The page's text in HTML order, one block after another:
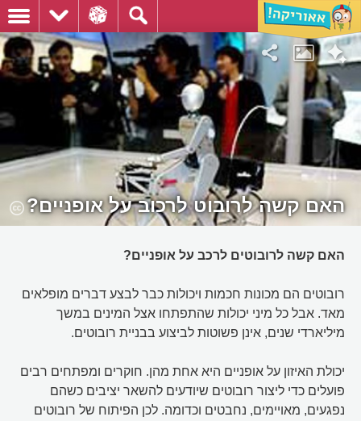
האם קשה לרובוט לרכוב על אופניים?
האם קשה לרובוטים לרכב על אופניים?
רובוטים הם מכונות חכמות ויכולות כבר לבצע דברים מופלאים
מאד. אבל כל מיני יכולות שהתפתחו אצל המינים במשך
מיליארדי שנים, אינן פשוטות לביצוע בבניית רובוטים.
יכולת האיזון על אופניים היא אחת מהן. חוקרים ומפתחים רבים
פועלים כדי ליצור רובוטים שיודעים להשאר יציבים כשהם
נפגעים, מאויימים, נחבטים וכדומה. לכן הפיתוח של רובוטים